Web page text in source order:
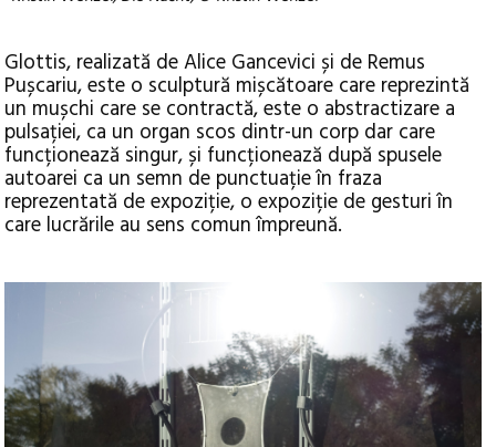
Glottis, realizată de Alice Gancevici și de Remus
Pușcariu, este o sculptură mișcătoare care reprezintă
un mușchi care se contractă, este o abstractizare a
pulsației, ca un organ scos dintr-un corp dar care
funcționează singur, și funcționează după spusele
autoarei ca un semn de punctuație în fraza
reprezentată de expoziție, o expoziție de gesturi în
care lucrările au sens comun împreună.